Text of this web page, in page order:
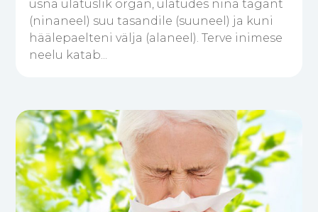
üsna ulatuslik organ, ulatudes nina tagant
(ninaneel) suu tasandile (suuneel) ja kuni
häälepaelteni välja (alaneel). Terve inimese
neelu katab...